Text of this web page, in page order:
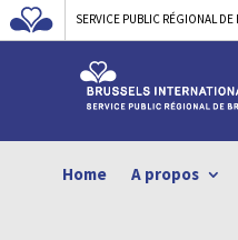
SERVICE PUBLIC RÉGIONAL
Home A propos